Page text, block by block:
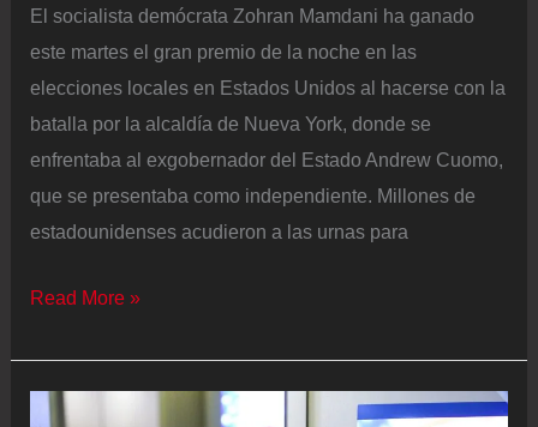
El socialista demócrata Zohran Mamdani ha ganado
este martes el gran premio de la noche en las
elecciones locales en Estados Unidos al hacerse con la
batalla por la alcaldía de Nueva York, donde se
enfrentaba al exgobernador del Estado Andrew Cuomo,
que se presentaba como independiente. Millones de
estadounidenses acudieron a las urnas para
Resultados
las
elecciones
Read More »